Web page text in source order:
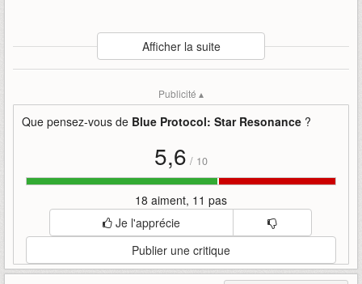
Auteur
: Andy
blue-protocol fermée
resonance
star
Afficher la suite
Publicité ▴
Que pensez-vous de Blue Protocol: Star Resonance ?
5,6 / 10
18 aiment, 11 pas
Je l'apprécie
Publier une critique